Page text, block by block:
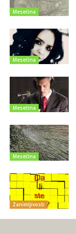
Mesečina
Mesečina
Mesečina
Mesečina
Zanimljivosti